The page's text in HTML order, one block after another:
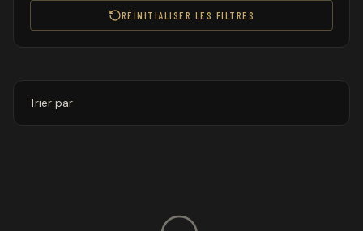
RÉINITIALISER LES FILTRES
Trier par